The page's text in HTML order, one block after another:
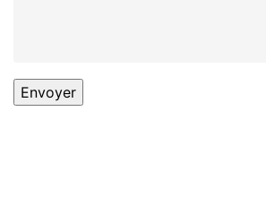
Envoyer